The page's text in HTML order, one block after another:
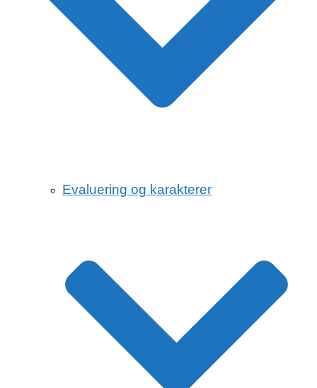
Evaluering og karakterer